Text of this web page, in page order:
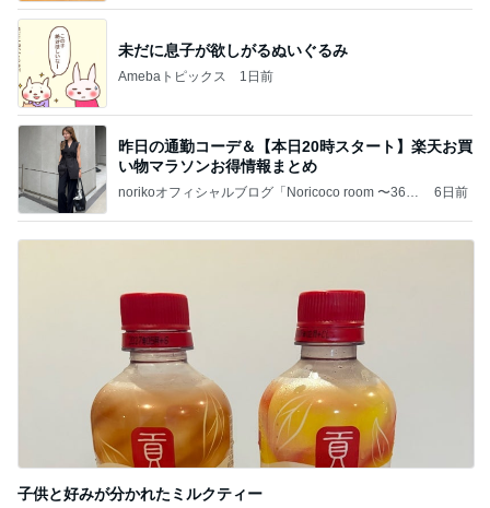
未だに息子が欲しがるぬいぐるみ
Amebaトピックス 1日前
昨日の通勤コーデ＆【本日20時スタート】楽天お買
い物マラソンお得情報まとめ
norikoオフィシャルブログ「Noricoco room 〜365
6日前
子供と好みが分かれたミルクティー